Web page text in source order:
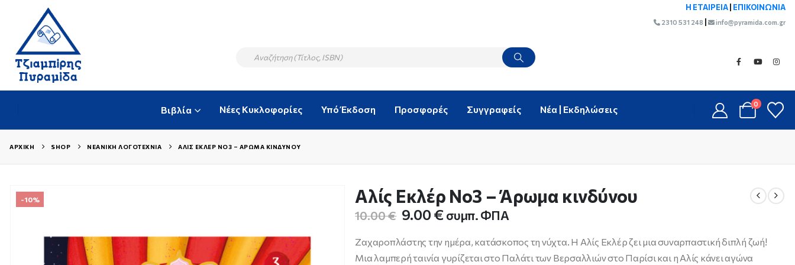
Η ΕΤΑΙΡΕΙΑ ΕΠΙΚΟΙΝΩΝΙΑ
2310 531 248 info@pyramida.com.gr
Βιβλία Νέες Κυκλοφορίες Υπό Έκδοση Προσφορές Συγγραφείς Νέα | Εκδηλώσεις 0
ΑΡΧΙΚΉ SHOP ΝΕΑΝΙΚΉ ΛΟΓΟΤΕΧΝΊΑ ΑΛΊΣ ΕΚΛΈΡ ΝΟ3 – ΆΡΩΜΑ ΚΙΝΔΎΝΟΥ
-10% Αλίς Εκλέρ Νο3 – Άρωμα κινδύνου
10.00€ Original
was:
10.00 €.
9.00 €Η
τρέχουσα
τιμή
είναι:
συμπ. ΦΠΑ
Ζαχαροπλάστης την ημέρα, κατάσκοπος τη νύχτα. Η Αλίς Εκλέρ ζει μια συναρπαστική διπλή ζωή!
Μια λαμπερή ταινία γυρίζεται στο Παλάτι των Βερσαλλιών στο Παρίσι και η Αλίς κάνει αγώνα